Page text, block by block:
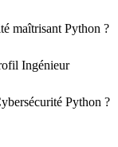
maîtrisant Python ?
Ingénieur
Python ?